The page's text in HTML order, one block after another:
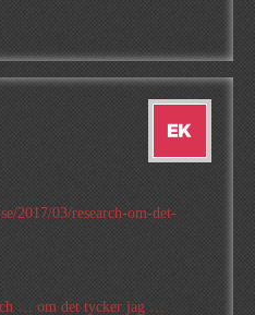
2017/03/research-om-det-
… om det tycker jag …